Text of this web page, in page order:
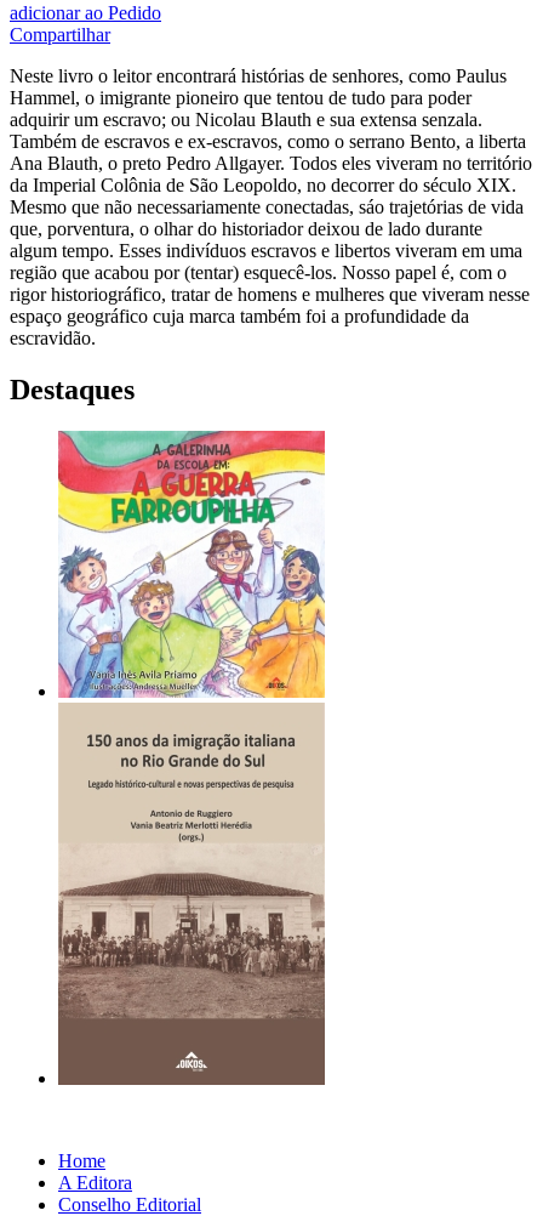
adicionar ao Pedido
Compartilhar
Neste livro o leitor encontrará histórias de senhores, como Paulus
Hammel, o imigrante pioneiro que tentou de tudo para poder
adquirir um escravo; ou Nicolau Blauth e sua extensa senzala.
Também de escravos e ex-escravos, como o serrano Bento, a liberta
Ana Blauth, o preto Pedro Allgayer. Todos eles viveram no território
da Imperial Colônia de São Leopoldo, no decorrer do século XIX.
Mesmo que não necessariamente conectadas, sáo trajetórias de vida
que, porventura, o olhar do historiador deixou de lado durante
algum tempo. Esses indivíduos escravos e libertos viveram em uma
região que acabou por (tentar) esquecê-los. Nosso papel é, com o
rigor historiográfico, tratar de homens e mulheres que viveram nesse
espaço geográfico cuja marca também foi a profundidade da
escravidão.
Destaques
Home
A Editora
Conselho Editorial